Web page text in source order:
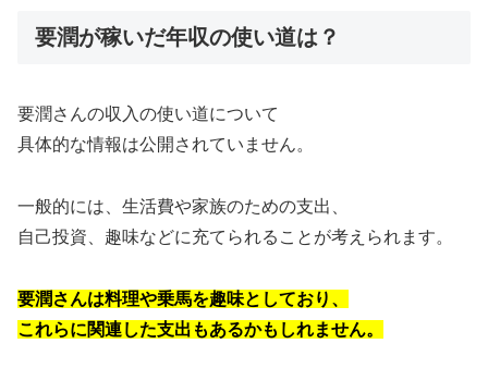
要潤が稼いだ年収の使い道は？
要潤さんの収入の使い道について
具体的な情報は公開されていません。
一般的には、生活費や家族のための支出、
自己投資、趣味などに充てられることが考えられます。
要潤さんは料理や乗馬を趣味としており、
これらに関連した支出もあるかもしれません。